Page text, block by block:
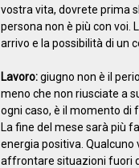
vostra vita, dovrete prima
persona non è più con voi.
arrivo e la possibilità di un
Lavoro:giugno non è il
meno che non riusciate a
ogni caso, è il momento di
La fine del mese sarà più
energia positiva.
affrontare situazioni fuori